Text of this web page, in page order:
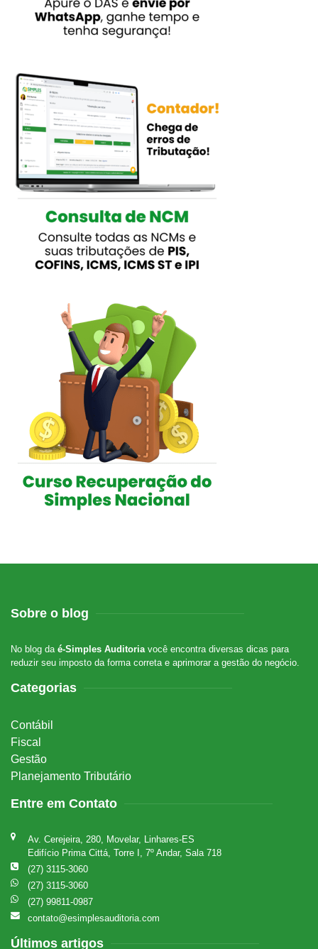
Sobre o blog
No blog da é-Simples Auditoria você encontra diversas dicas para
reduzir seu imposto da forma correta e aprimorar a gestão do negócio.
Categorias
Contábil
Fiscal
Gestão
Planejamento Tributário
Entre em Contato
Av. Cerejeira, 280, Movelar, Linhares-ES
Edifício Prima Cittá, Torre I, 7º Andar, Sala 718
(27) 3115-3060
(27) 3115-3060
(27) 99811-0987
contato@esimplesauditoria.com
Últimos artigos